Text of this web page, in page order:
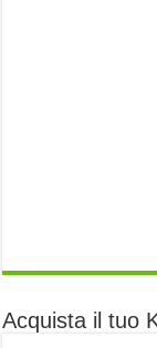
Acquista il tuo